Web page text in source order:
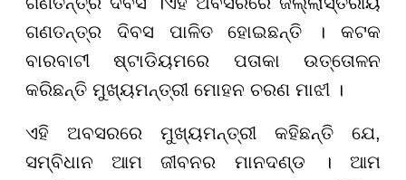
ଗଣତନ୍ତ୍ର ଦିବସ ପାଳିତ ହୋଇଛନ୍ତି । କଟକ
ବାରବାଟୀ ଷ୍ଟାଡିୟମରେ ପତାକା ଉତ୍ତୋଳନ
କରିଛନ୍ତି ମୁଖ୍ୟମନ୍ତ୍ରୀ ମୋହନ ଚରଣ ମାଝୀ ।
ଏହି ଅବସରରେ ମୁଖ୍ୟମନ୍ତ୍ରୀ କହିଛନ୍ତି ଯେ,
ସମ୍ବିଧାନ ଆମ ଜୀବନର ମାନଦଣ୍ଡ । ଆମ